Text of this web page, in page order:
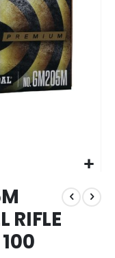
RIFLE